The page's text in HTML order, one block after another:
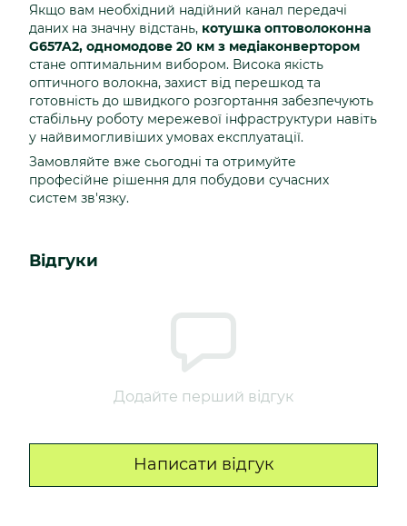
Якщо вам необхідний надійний канал передачі
даних на значну відстань, котушка оптоволоконна
G657A2, одномодове 20 км з медіаконвертором
стане оптимальним вибором. Висока якість
оптичного волокна, захист від перешкод та
готовність до швидкого розгортання забезпечують
стабільну роботу мережевої інфраструктури навіть
у найвимогливіших умовах експлуатації.
Замовляйте вже сьогодні та отримуйте
професійне рішення для побудови сучасних
систем зв'язку.
Відгуки
Додайте перший відгук
Написати відгук